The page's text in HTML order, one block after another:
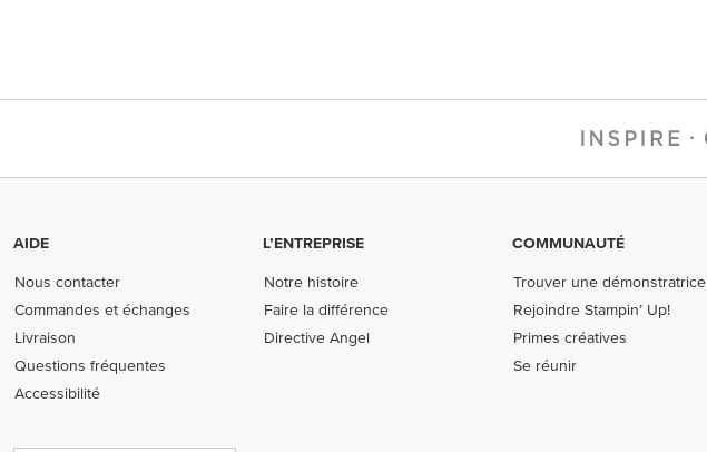
AIDE
Nous contacter
Commandes et échanges
Livraison
Questions fréquentes
Accessibilité
L’ENTREPRISE
Notre histoire
Faire la différence
Directive Angel
COMMUNAUTÉ
Trouver une démonstratrice
Rejoindre Stampin’ Up!
Primes créatives
Se réunir